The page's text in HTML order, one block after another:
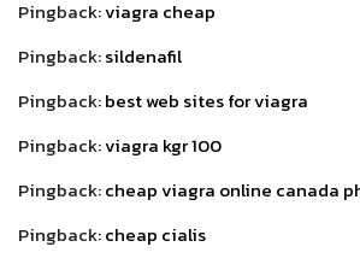
Pingback:viagra cheap
Pingback:sildenafil
Pingback:best web sites for viagra
Pingback:viagra kgr 100
Pingback:cheap viagra online canada
Pingback:cheap cialis